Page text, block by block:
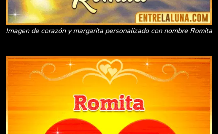
Imagen de corazón y margarita personalizado con nombre Romita